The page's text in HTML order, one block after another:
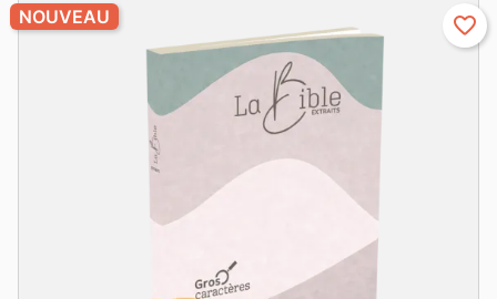
NOUVEAU favorite_border